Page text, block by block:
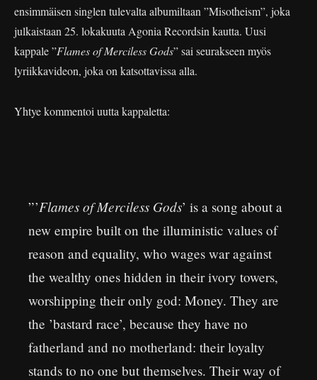
ensimmäisen singlen tulevalta albumiltaan ”Misotheism”, joka
julkaistaan 25. lokakuuta Agonia Recordsin kautta. Uusi
kappale ”Flames of Merciless Gods” sai seurakseen myös
lyriikkavideon, joka on katsottavissa alla.
Yhtye kommentoi uutta kappaletta:
”’Flames of Merciless Gods’ is a song about a
new empire built on the illuministic values of
reason and equality, who wages war against
the wealthy ones hidden in their ivory towers,
worshipping their only god: Money. They are
the ’bastard race’, because they have no
fatherland and no motherland: their loyalty
stands to no one but themselves. Their way of